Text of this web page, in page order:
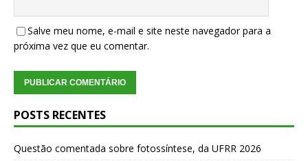
Salve meu nome, e-mail e site neste navegador para a
próxima vez que eu comentar.
POSTS RECENTES
Questão comentada sobre fotossíntese, da UFRR 2026